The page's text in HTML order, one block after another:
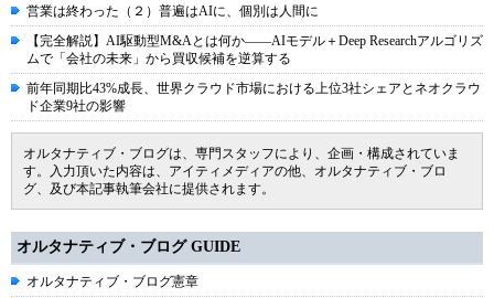
営業は終わった（２）普遍はAIに、個別は人間に
【完全解説】AI駆動型M&Aとは何か――AIモデル＋Deep Researchアルゴリズ
ムで「会社の未来」から買収候補を逆算する
前年同期比43%成長、世界クラウド市場における上位3社シェアとネオクラウ
ド企業9社の影響
オルタナティブ・ブログは、専門スタッフにより、企画・構成されていま
す。入力頂いた内容は、アイティメディアの他、オルタナティブ・ブロ
グ、及び本記事執筆会社に提供されます。
オルタナティブ・ブログ GUIDE
オルタナティブ・ブログ憲章